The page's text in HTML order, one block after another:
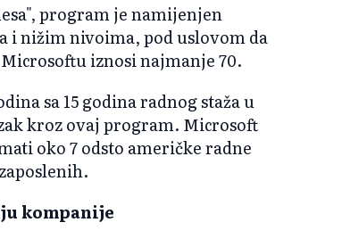
program je namijenjen
i nižim nivoima, pod uslovom da
iznosi najmanje 70.
sa 15 godina radnog staža u
kroz ovaj program. Microsoft
oko 7 odsto američke radne
kompanije